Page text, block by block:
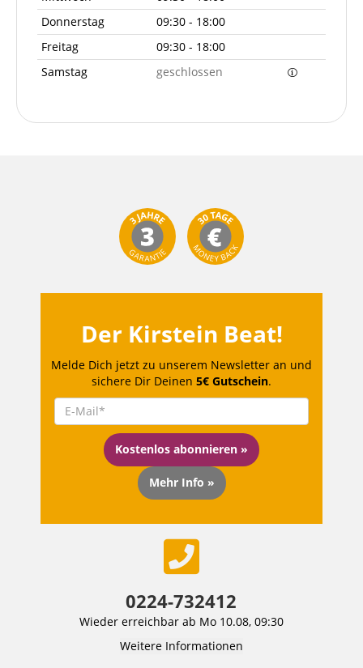
Donnerstag
09:30 - 18:00
Freitag
09:30 - 18:00
Samstag
geschlossen
Der Kirstein Beat!
Melde Dich jetzt zu unserem Newsletter an und
sichere Dir Deinen 5€ Gutschein.
Kostenlos abonnieren »
Mehr Info »
0224-732412
Wieder erreichbar ab Mo 10.08, 09:30
Weitere Informationen